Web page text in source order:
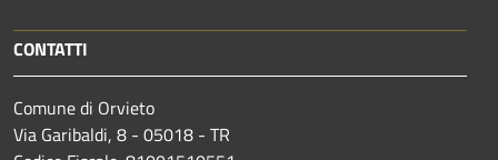
CONTATTI
Comune di Orvieto
Via Garibaldi, 8 - 05018 - TR